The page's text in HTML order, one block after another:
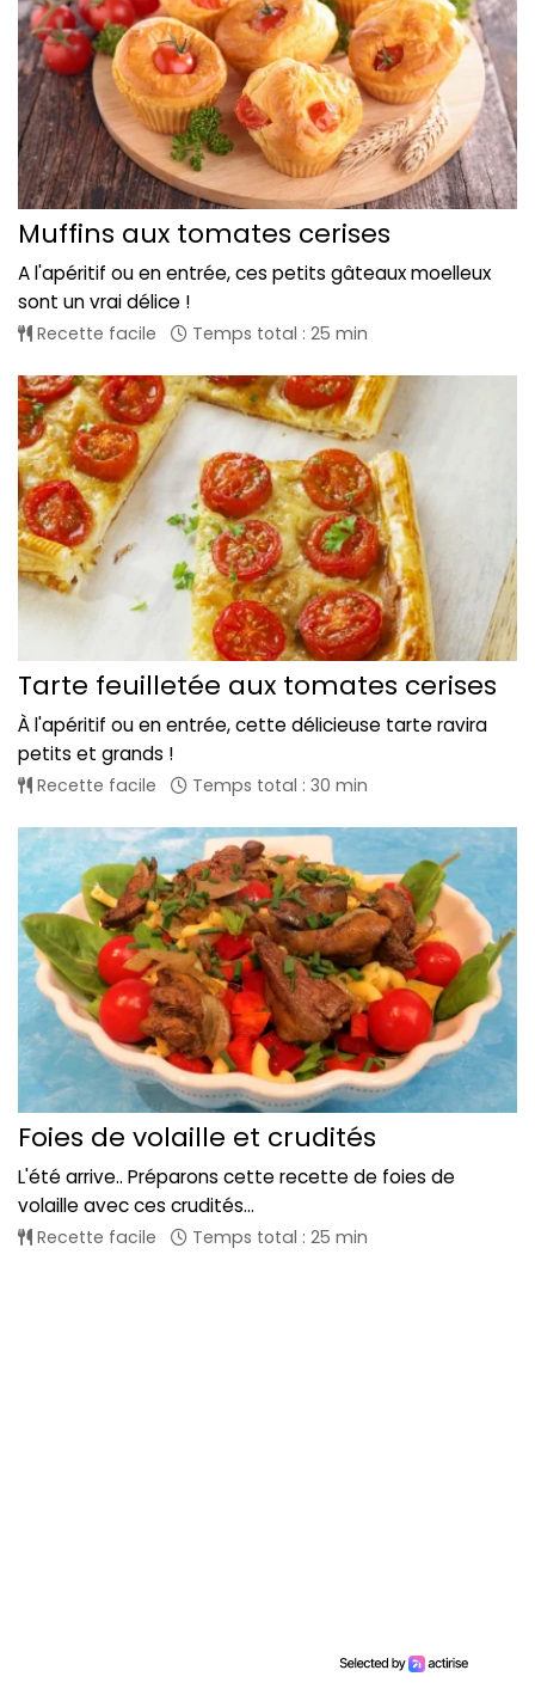
Muffins aux tomates cerises
A l'apéritif ou en entrée, ces petits gâteaux moelleux
sont un vrai délice !
Recette facile Temps total : 25 min
Tarte feuilletée aux tomates cerises
À l'apéritif ou en entrée, cette délicieuse tarte ravira
petits et grands !
Recette facile Temps total : 30 min
Foies de volaille et crudités
L'été arrive.. Préparons cette recette de foies de
volaille avec ces crudités...
Recette facile Temps total : 25 min